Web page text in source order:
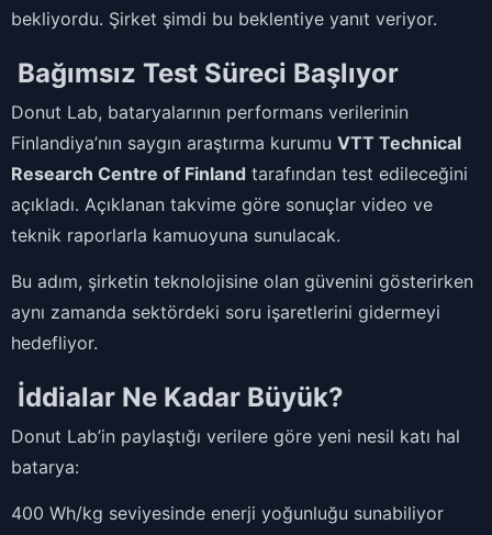
bekliyordu. Şirket şimdi bu beklentiye yanıt veriyor.
Bağımsız Test Süreci Başlıyor
Donut Lab, bataryalarının performans verilerinin
Finlandiya’nın saygın araştırma kurumu VTT Technical
Research Centre of Finland tarafından test edileceğini
açıkladı. Açıklanan takvime göre sonuçlar video ve
teknik raporlarla kamuoyuna sunulacak.
Bu adım, şirketin teknolojisine olan güvenini gösterirken
aynı zamanda sektördeki soru işaretlerini gidermeyi
hedefliyor.
İddialar Ne Kadar Büyük?
Donut Lab’in paylaştığı verilere göre yeni nesil katı hal
batarya:
400 Wh/kg seviyesinde enerji yoğunluğu sunabiliyor